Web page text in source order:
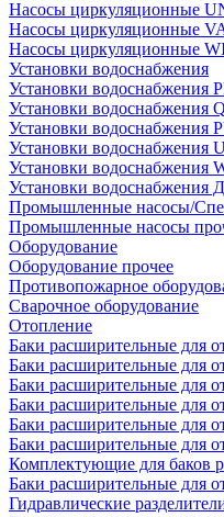
Насосы циркуляционные
Насосы циркуляционные
Насосы циркуляционные
Установки водоснабжения
Установки водоснабжения
Установки водоснабжения
Установки водоснабжения
Установки водоснабжения
Установки водоснабжения
Установки
Промышленные насосы/
Промышленные насосы
Оборудование
Оборудование прочее
Противопожарное
Сварочное оборудование
Отопление
Баки расширительные для
Баки расширительные для
Баки расширительные для
Баки расширительные для
Баки расширительные для
Баки расширительные для
Комплектующие для баков
Баки расширительные
Гидравлические